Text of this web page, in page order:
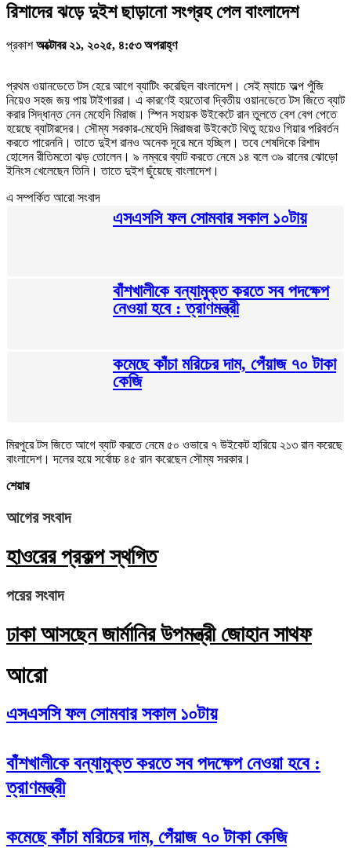
রিশাদের ঝড়ে দুইশ ছাড়ানো সংগ্রহ পেল বাংলাদেশ
প্রকাশঅক্টোবর ২১, ২০২৫, ৪:৫৩ অপরাহ্ণ
প্রথম ওয়ানডেতে টস হেরে আগে ব্যাটিং করেছিল বাংলাদেশ। সেই ম্যাচে অল্প পুঁজি
নিয়েও সহজ জয় পায় টাইগাররা। এ কারণেই হয়তোবা দ্বিতীয় ওয়ানডেতে টস জিতে ব্যাট
করার সিদ্ধান্ত নেন মেহেদি মিরাজ। স্পিন সহায়ক উইকেটে রান তুলতে বেশ বেগ পেতে
হয়েছে ব্যাটারদের। সৌম্য সরকার-মেহেদি মিরাজরা উইকেটে থিতু হয়েও গিয়ার পরিবর্তন
করতে পারেননি। তাতে দুইশ রানও অনেক দূরে মনে হচ্ছিল। তবে শেষদিকে রিশাদ
হোসেন রীতিমতো ঝড় তোলেন। ৯ নম্বরে ব্যাট করতে নেমে ১৪ বলে ৩৯ রানের ঝোড়ো
ইনিংস খেলেছেন তিনি। তাতে দুইশ ছুঁয়েছে বাংলাদেশ।
এ সম্পর্কিত আরো সংবাদ
এসএসসি ফল সোমবার সকাল ১০টায়
বাঁশখালীকে বন্যামুক্ত করতে সব পদক্ষেপ
নেওয়া হবে : ত্রাণমন্ত্রী
কমেছে কাঁচা মরিচের দাম, পেঁয়াজ ৭০ টাকা
কেজি
মিরপুরে টস জিতে আগে ব্যাট করতে নেমে ৫০ ওভারে ৭ উইকেট হারিয়ে ২১৩ রান করেছে
বাংলাদেশ। দলের হয়ে সর্বোচ্চ ৪৫ রান করেছেন সৌম্য সরকার।
শেয়ার
আগের সংবাদ
হাওরের প্রকল্প স্থগিত
পরের সংবাদ
ঢাকা আসছেন জার্মানির উপমন্ত্রী জোহান সাথফ
আরো
এসএসসি ফল সোমবার সকাল ১০টায়
বাঁশখালীকে বন্যামুক্ত করতে সব পদক্ষেপ নেওয়া হবে :
ত্রাণমন্ত্রী
কমেছে কাঁচা মরিচের দাম, পেঁয়াজ ৭০ টাকা কেজি